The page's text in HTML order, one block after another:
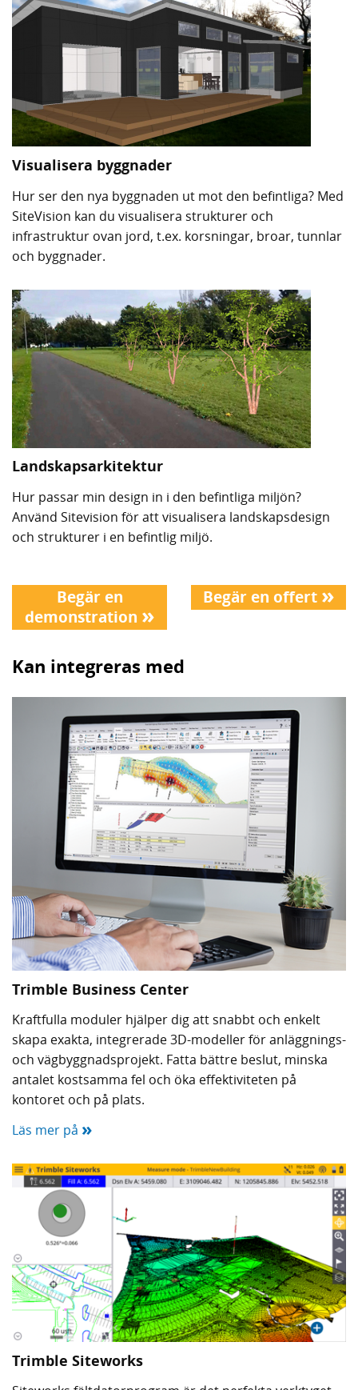
Visualisera byggnader
Hur ser den nya byggnaden ut mot den befintliga? Med
SiteVision kan du visualisera strukturer och
infrastruktur ovan jord, t.ex. korsningar, broar, tunnlar
och byggnader.
Landskapsarkitektur
Hur passar min design in i den befintliga miljön?
Använd Sitevision för att visualisera landskapsdesign
och strukturer i en befintlig miljö.
Begär en
demonstration »
Begär en offert»
Kan integreras med
Trimble Business Center
Kraftfulla moduler hjälper dig att snabbt och enkelt
skapa exakta, integrerade 3D-modeller för anläggnings-
och vägbyggnadsprojekt. Fatta bättre beslut, minska
antalet kostsamma fel och öka effektiviteten på
kontoret och på plats.
Läs mer på »
Trimble Siteworks